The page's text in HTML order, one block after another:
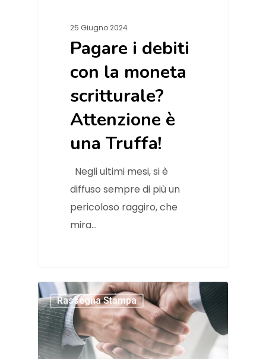
25 Giugno 2024
Pagare i debiti
con la moneta
scritturale?
Attenzione è
una Truffa!
Negli ultimi mesi, si è
diffuso sempre di più un
pericoloso raggiro, che
mira…
Rassegna Stampa